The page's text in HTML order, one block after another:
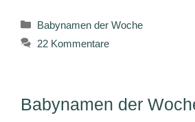
Kategorien
Babynamen der Woche
22 Kommentare
Babynamen der